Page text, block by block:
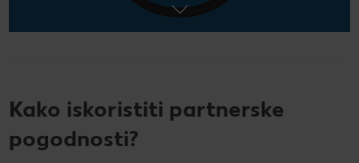
Kako iskoristiti partnerske
pogodnosti?